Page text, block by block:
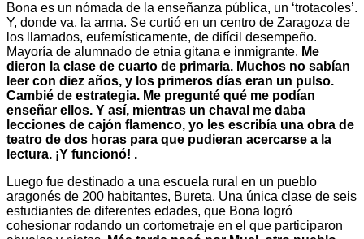
Bona es un nómada de la enseñanza pública, un ‘trotacoles’.
Y, donde va, la arma. Se curtió en un centro de Zaragoza de
los llamados, eufemísticamente, de difícil desempeño.
Mayoría de alumnado de etnia gitana e inmigrante. Me
dieron la clase de cuarto de primaria. Muchos no sabían
leer con diez años, y los primeros días eran un pulso.
Cambié de estrategia. Me pregunté qué me podían
enseñar ellos. Y así, mientras un chaval me daba
lecciones de cajón flamenco, yo les escribía una obra de
teatro de dos horas para que pudieran acercarse a la
lectura. ¡Y funcionó! .
Luego fue destinado a una escuela rural en un pueblo
aragonés de 200 habitantes, Bureta. Una única clase de seis
estudiantes de diferentes edades, que Bona logró
cohesionar rodando un cortometraje en el que participaron